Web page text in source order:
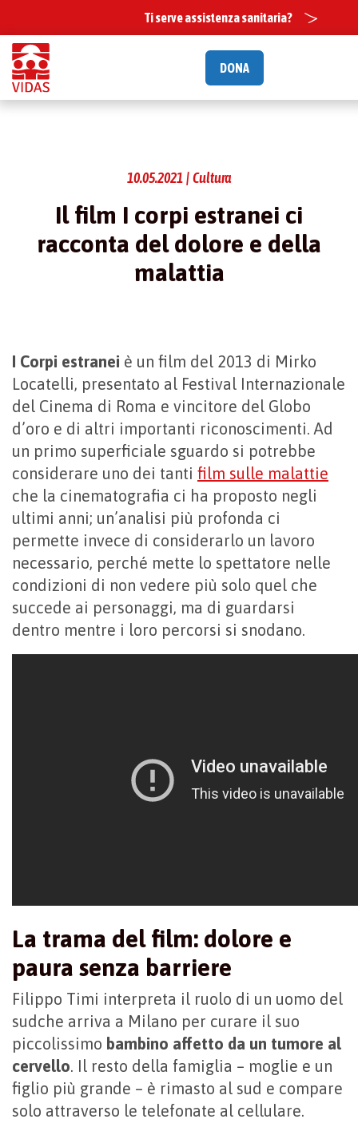
Ti serve assistenza sanitaria?
DONA
10.05.2021 | Cultura
Il film I corpi estranei ci
racconta del dolore e della
malattia
I Corpi estranei è un film del 2013 di Mirko
Locatelli, presentato al Festival Internazionale
del Cinema di Roma e vincitore del Globo
d’oro e di altri importanti riconoscimenti. Ad
un primo superficiale sguardo si potrebbe
considerare uno dei tanti film sulle malattie
che la cinematografia ci ha proposto negli
ultimi anni; un’analisi più profonda ci
permette invece di considerarlo un lavoro
necessario, perché mette lo spettatore nelle
condizioni di non vedere più solo quel che
succede ai personaggi, ma di guardarsi
dentro mentre i loro percorsi si snodano.
La trama del film: dolore e
paura senza barriere
Filippo Timi interpreta il ruolo di un uomo del
sudche arriva a Milano per curare il suo
piccolissimo bambino affetto da un tumore al
cervello. Il resto della famiglia – moglie e un
figlio più grande – è rimasto al sud e compare
solo attraverso le telefonate al cellulare.